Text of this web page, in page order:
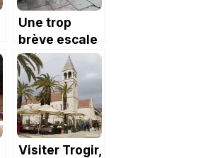
Une trop
brève escale
à Yangshuo.
Visiter Trogir,